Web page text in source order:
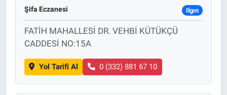
Şifa Eczanesi Ilgın
FATİH MAHALLESİ DR. VEHBİ KÜTÜKÇÜ
CADDESİ NO:15A
Yol Tarifi Al 0 (332) 881 67 10